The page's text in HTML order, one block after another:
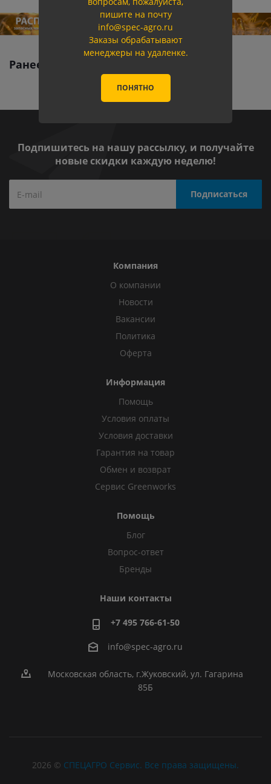
Ранее вы смотрели
Подпишитесь на нашу рассылку, и получайте
новые скидки каждую неделю!
Компания
О компании
Новости
Вакансии
Политика
Оферта
Информация
Помощь
Условия оплаты
Условия доставки
Гарантия на товар
Обмен и возврат
Сервис Greenworks
Помощь
Блог
Вопрос-ответ
Бренды
Наши контакты
+7 495 766-61-50
info@spec-agro.ru
Московская область, г.Жуковский, ул. Гагарина
85Б
2026 © СПЕЦАГРО Сервис. Все права защищены.
пишите на почту
info@spec-agro.ru
Заказы обрабатывают
менеджеры на удаленке.
ПОНЯТНО